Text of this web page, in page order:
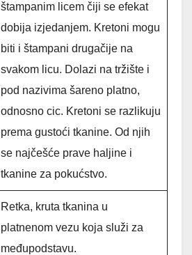
štampanim licem čiji se efekat
dobija izjedanjem. Kretoni mogu
biti i štampani drugačije na
svakom licu. Dolazi na tržište i
pod nazivima šareno platno,
odnosno cic. Kretoni se razlikuju
prema gustoći tkanine. Od njih
se najčešće prave haljine i
tkanine za pokućstvo.
Retka, kruta tkanina u
platnenom vezu koja služi za
međupodstavu.